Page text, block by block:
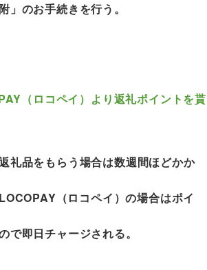
」のお手続きを行う。
（ロコペイ） より返礼ポイントを貰
礼品をもらう場合は数週間ほどかか
LOCOPAY（ロコペイ）の場合はポイ
で即日チャージされる。